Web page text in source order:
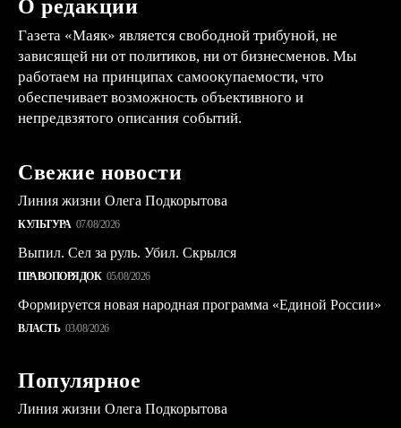
О редакции
Газета «Маяк» является свободной трибуной, не
зависящей ни от политиков, ни от бизнесменов. Мы
работаем на принципах самоокупаемости, что
обеспечивает возможность объективного и
непредвзятого описания событий.
Свежие новости
Линия жизни Олега Подкорытова
КУЛЬТУРА 07/08/2026
Выпил. Сел за руль. Убил. Скрылся
ПРАВОПОРЯДОК 05/08/2026
Формируется новая народная программа «Единой России»
ВЛАСТЬ 03/08/2026
Популярное
Линия жизни Олега Подкорытова